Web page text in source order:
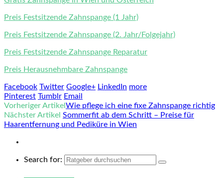
Preis Festsitzende Zahnspange (1 Jahr)
Preis Festsitzende Zahnspange (2. Jahr/Folgejahr)
Preis Festsitzende Zahnspange Reparatur
Preis Herausnehmbare Zahnspange
Facebook Twitter Google+ LinkedIn more
Pinterest Tumblr Email
Vorheriger Artikel Wie pflege ich eine fixe Zahnspange richtig
Nächster Artikel Sommerfit ab dem Schritt – Preise für
Haarentfernung und Pediküre in Wien
Search for: